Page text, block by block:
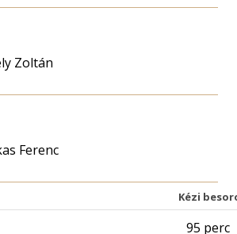
Zoltán
Ferenc
Kézi
95 perc